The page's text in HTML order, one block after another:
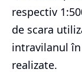
respectiv
de scara
intravilanul
realizate.